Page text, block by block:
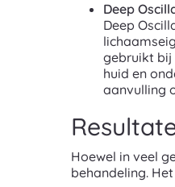
Deep
Deep
gebruikt bij
huid en
aanvulling
Hoewel in veel
behandeling.